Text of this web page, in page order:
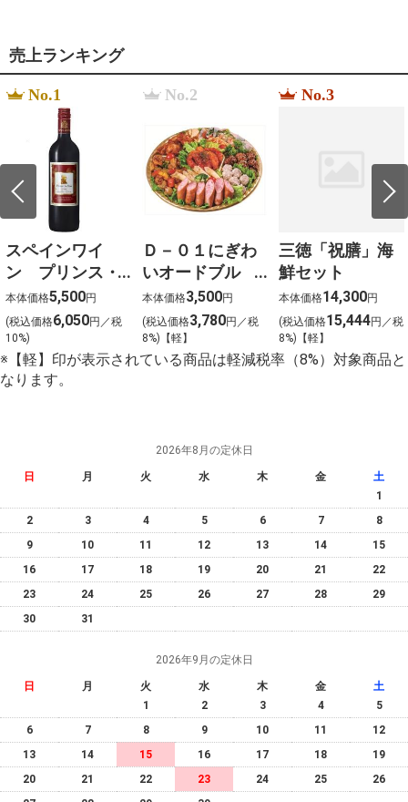
corcho
水
%D1%84%D0%B3%D0%B2%D1%88%D1%89 478
s%C3%A1ch %C3%B4n thi t%E1%BB%91t
nghi%E1%BB%87p m%C3%B4n v%C4%83n 2025
%D0%B0%D0%BF%D1%80%D0%B5%D0%BB%D1%8C
le prix %C3%A0 payer streaming vf
%D8%B3%D8%B9%D8%B1
%D9%83%D8%A7%D9%85%D9%8A%D8%B1%D8%A9
%D9%85%D8%B1%D8%A7%D9%82%D8%A8%D8%A9
%D9%88%D8%AC%D9%87%D8%A7%D8%B2
%D8%AF%D9%8A %D9%81%D9%8A
売上ランキング
No.1
スペインワイ
ン プリンス・
デ・バオ
（赤）
750ml×12本
本体価格5,500円
(税込価格6,050円／税
10%)
No.2
Ｄ－０１にぎわ
いオードブル
（約４～５名様
向け） 大
本体価格3,500円
(税込価格3,780円／税
8%)【軽】
No.3
三徳「祝膳」海
鮮セット
本体価格14,300円
(税込価格15,444円／税
8%)【軽】
※【軽】印が表示されている商品は軽減税率（8%）対象商品と
なります。
2026年8月の定休日
日 月 火 水 木 金
土
1
2
3 4 5 6 7
8
9
10 11 12 13 14
15
16
17 18 19 20 21
22
23
24 25 26 27 28
29
30
31
2026年9月の定休日
日 月 火 水 木 金
土
1
2 3 4
5
6
7 8 9 10 11
12
13
14 15 16 17 18
19
20
21 22 23 24 25
26